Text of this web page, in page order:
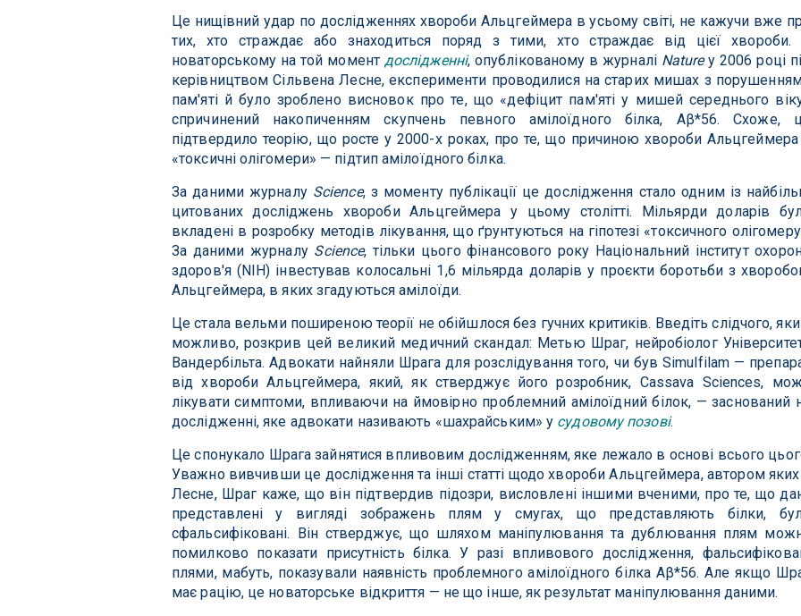
Це нищівний удар по дослідженнях хвороби Альцгеймера в усьому світі, не кажучи вже
тих, хто страждає або знаходиться поряд з тими, хто страждає від цієї хвороби.
новаторському на той момент дослідженні, опублікованому в журналі Natureу 2006 році
керівництвом Сільвена Лесне, експерименти проводилися на старих мишах з
пам'яті й було зроблено висновок про те, що «дефіцит пам'яті у мишей середнього
спричинений накопиченням скупчень певного амілоїдного білка, Аβ*56. Схоже,
підтвердило теорію, що росте у 2000-х роках, про те, що причиною хвороби
«токсичні олігомери» — підтип амілоїдного білка.
За даними журналу Science, з моменту публікації це дослідження стало одним із
цитованих досліджень хвороби Альцгеймера у цьому столітті. Мільярди доларів
вкладені в розробку методів лікування, що ґрунтуються на гіпотезі «токсичного
За даними журналу Science, тільки цього фінансового року Національний інститут
здоров'я (NIH) інвестував колосальні 1,6 мільярда доларів у проєкти боротьби з
Альцгеймера, в яких згадуються амілоїди.
Це стала вельми поширеною теорії не обійшлося без гучних критиків. Введіть слідчого,
можливо, розкрив цей великий медичний скандал: Метью Шраг, нейробіолог
Вандербільта. Адвокати найняли Шрага для розслідування того, чи був Simulfilam —
від хвороби Альцгеймера, який, як стверджує його розробник, Cassava Sciences,
лікувати симптоми, впливаючи на ймовірно проблемний амілоїдний білок, — заснований
дослідженні, яке адвокати називають «шахрайським» у судовому позові.
Це спонукало Шрага зайнятися впливовим дослідженням, яке лежало в основі всього
Уважно вивчивши це дослідження та інші статті щодо хвороби Альцгеймера, автором
Лесне, Шраг каже, що він підтвердив підозри, висловлені іншими вченими, про те, що
представлені у вигляді зображень плям у смугах, що представляють білки,
сфальсифіковані. Він стверджує, що шляхом маніпулювання та дублювання плям
помилково показати присутність білка. У разі впливового дослідження,
плями, мабуть, показували наявність проблемного амілоїдного білка Aβ*56. Але якщо
має рацію, це новаторське відкриття — не що інше, як результат маніпулювання даними.